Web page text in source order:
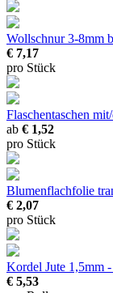
Wollschnur 3-8mm
€ 7,17
pro Stück
Flaschentaschen
ab € 1,52
pro Stück
Blumenflachfolie
€ 2,07
pro Stück
Kordel Jute 1,5mm
€ 5,53